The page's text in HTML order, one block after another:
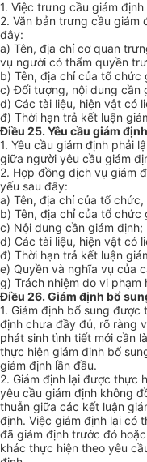
1. Việc trưng cầu giám
2. Văn bản trưng cầu giám
đây:
a) Tên, địa chỉ cơ quan
vụ người có thẩm quyền
b) Tên, địa chỉ của tổ chức
c) Đối tượng, nội dung cần
d) Các tài liệu, hiện vật có
đ) Thời hạn trả kết luận
Điều 25. Yêu cầu giám
1. Yêu cầu giám định phải
giữa người yêu cầu giám
2. Hợp đồng dịch vụ giám
yếu sau đây:
a) Tên, địa chỉ của tổ
b) Tên, địa chỉ của tổ chức
c) Nội dung cần giám định;
d) Các tài liệu, hiện vật có
đ) Thời hạn trả kết luận
e) Quyền và nghĩa vụ của
g) Trách nhiệm do vi phạm
Điều 26. Giám định bổ
1. Giám định bổ sung
định chưa đầy đủ, rõ ràng
phát sinh tình tiết mới cần
thực hiện giám định bổ
giám định lần đầu.
2. Giám định lại được thực
yêu cầu giám định không
thuẫn giữa các kết luận
định. Việc giám định lại có
đã giám định trước đó
khác thực hiện theo yêu